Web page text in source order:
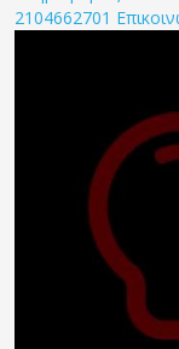
2104662701